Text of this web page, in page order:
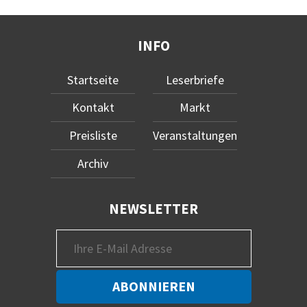
INFO
Startseite
Kontakt
Preisliste
Archiv
Leserbriefe
Markt
Veranstaltungen
NEWSLETTER